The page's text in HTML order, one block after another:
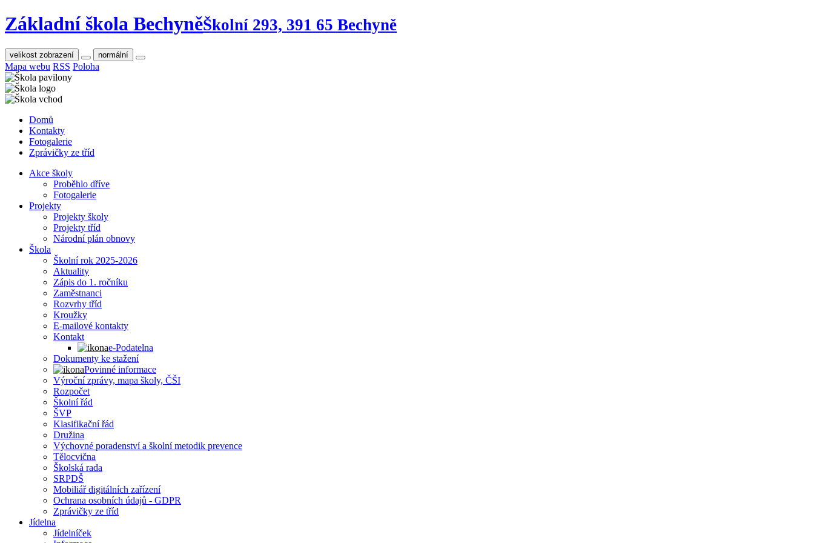
Základní škola BechyněŠkolní 293, 391 65 Bechyně
velikost zobrazení normální
Mapa webu RSS Poloha
Domů
Kontakty
Fotogalerie
Zprávičky ze tříd
Akce školy
Proběhlo dříve
Fotogalerie
Projekty
Projekty školy
Projekty tříd
Národní plán obnovy
Škola
Školní rok 2025-2026
Aktuality
Zápis do 1. ročníku
Zaměstnanci
Rozvrhy tříd
Kroužky
E-mailové kontakty
Kontakt
e-Podatelna
Dokumenty ke stažení
Povinné informace
Výroční zprávy, mapa školy, ČŠI
Rozpočet
Školní řád
ŠVP
Klasifikační řád
Družina
Výchovné poradenství a školní metodik prevence
Tělocvična
Školská rada
SRPDŠ
Mobiliář digitálních zařízení
Ochrana osobních údajů - GDPR
Zprávičky ze tříd
Jídelna
Jídelníček